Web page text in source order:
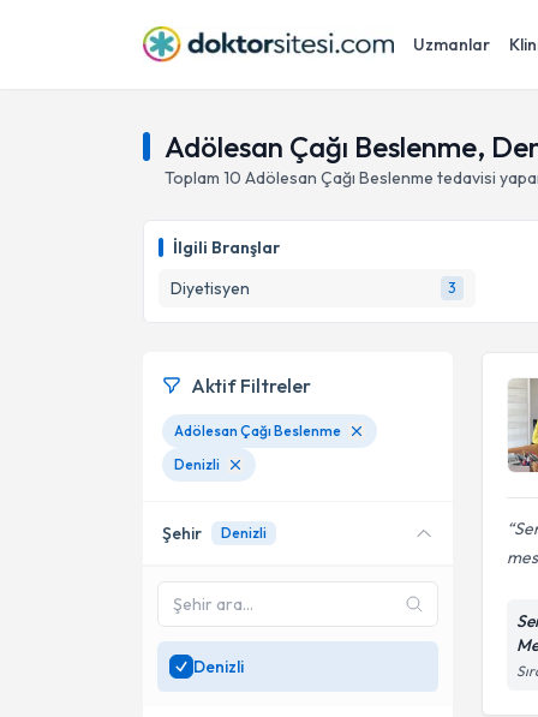
Uzmanlar
Adölesan Çağı Beslenme,
Toplam 10 Adölesan Çağı Beslenme tedavisi
İlgili Branşlar
Diyetisyen
3
Aktif Filtreler
Adölesan Çağı Beslenme
Denizli
Şehir Denizli
Denizli